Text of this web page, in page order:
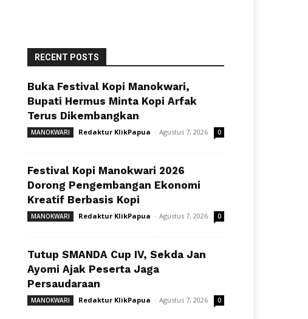
RECENT POSTS
Buka Festival Kopi Manokwari,
Bupati Hermus Minta Kopi Arfak
Terus Dikembangkan
MANOKWARI Redaktur KlikPapua - Agustus 7, 2026 0
Festival Kopi Manokwari 2026
Dorong Pengembangan Ekonomi
Kreatif Berbasis Kopi
MANOKWARI Redaktur KlikPapua - Agustus 7, 2026 0
Tutup SMANDA Cup IV, Sekda Jan
Ayomi Ajak Peserta Jaga
Persaudaraan
MANOKWARI Redaktur KlikPapua - Agustus 7, 2026 0